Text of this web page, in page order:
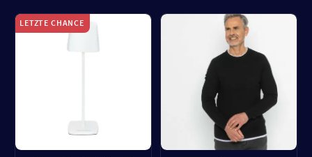
LETZTE CHANCE